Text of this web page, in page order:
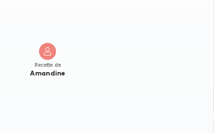
Recette de
Amandine